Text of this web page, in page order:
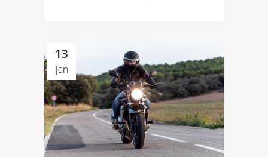
13
jan